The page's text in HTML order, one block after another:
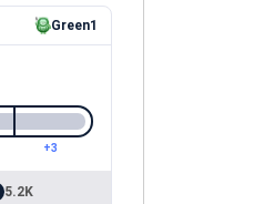
Green1
+3
5.2K